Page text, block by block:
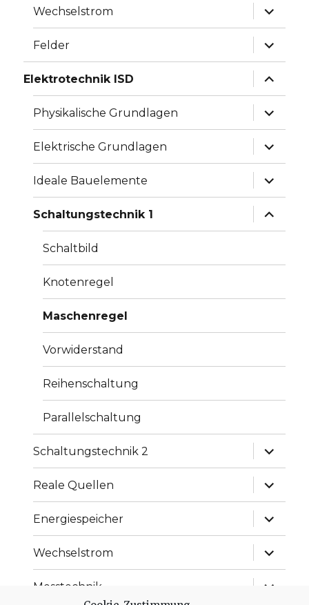
Wechselstrom
Felder
Elektrotechnik ISD
Physikalische Grundlagen
Elektrische Grundlagen
Ideale Bauelemente
Schaltungstechnik 1
Schaltbild
Knotenregel
Maschenregel
Vorwiderstand
Reihenschaltung
Parallelschaltung
Schaltungstechnik 2
Reale Quellen
Energiespeicher
Wechselstrom
Messtechnik